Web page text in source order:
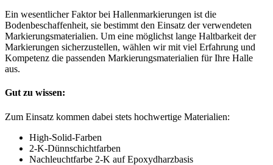
Ein wesentlicher Faktor bei Hallenmarkierungen ist die
Bodenbeschaffenheit, sie bestimmt den Einsatz der verwendeten
Markierungsmaterialien. Um eine möglichst lange Haltbarkeit der
Markierungen sicherzustellen, wählen wir mit viel Erfahrung und
Kompetenz die passenden Markierungsmaterialien für Ihre Halle
aus.
Gut zu wissen:
Zum Einsatz kommen dabei stets hochwertige Materialien:
High-Solid-Farben
2-K-Dünnschichtfarben
Nachleuchtfarbe 2-K auf Epoxydharzbasis